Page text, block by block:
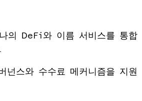
의 DeFi와 이름 서비스를 통합
넌스와 수수료 메커니즘을 지원